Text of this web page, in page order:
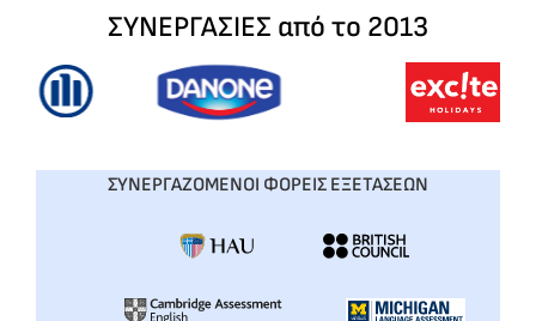
ΣΥΝΕΡΓΑΣΙΕΣ από το 2013
ΣΥΝΕΡΓΑΖΟΜΕΝΟΙ ΦΟΡΕΙΣ ΕΞΕΤΑΣΕΩΝ